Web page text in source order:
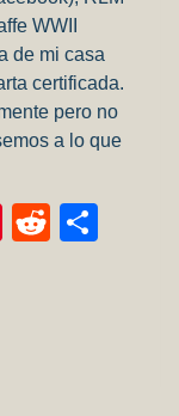
WWII
de mi casa
certificada.
pero no
a lo que
Pinterest
Reddit